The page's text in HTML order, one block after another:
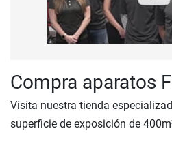
Compra aparatos
Visita nuestra tienda
superficie de exposición de